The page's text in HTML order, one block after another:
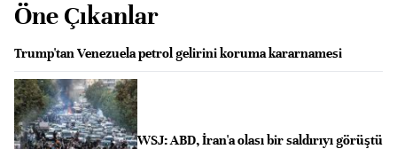
Öne Çıkanlar
Trump'tan Venezuela petrol gelirini koruma kararnamesi
WSJ: ABD, İran'a olası bir saldırıyı görüştü